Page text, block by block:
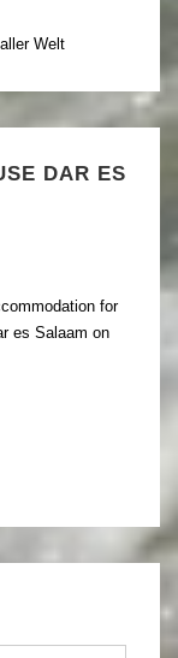
Welt
DAR ES
for
es Salaam on